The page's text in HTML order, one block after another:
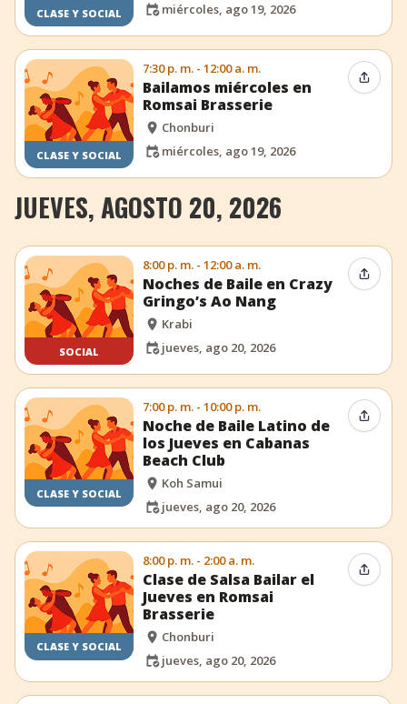
CLASE Y SOCIAL
miércoles, ago 19, 2026
CLASE Y SOCIAL
7:30 p. m. - 12:00 a. m.
Bailamos miércoles en
Romsai Brasserie
Chonburi
miércoles, ago 19, 2026
JUEVES, AGOSTO 20, 2026
SOCIAL
8:00 p. m. - 12:00 a. m.
Noches de Baile en Crazy
Gringo’s Ao Nang
Krabi
jueves, ago 20, 2026
CLASE Y SOCIAL
7:00 p. m. - 10:00 p. m.
Noche de Baile Latino de
los Jueves en Cabanas
Beach Club
Koh Samui
jueves, ago 20, 2026
CLASE Y SOCIAL
8:00 p. m. - 2:00 a. m.
Clase de Salsa Bailar el
Jueves en Romsai
Brasserie
Chonburi
jueves, ago 20, 2026